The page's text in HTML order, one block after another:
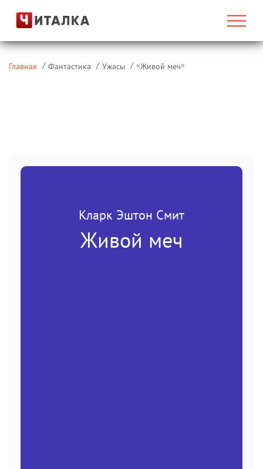
Главная Фантастика Ужасы «Живой меч»
Кларк Эштон Смит
Живой меч